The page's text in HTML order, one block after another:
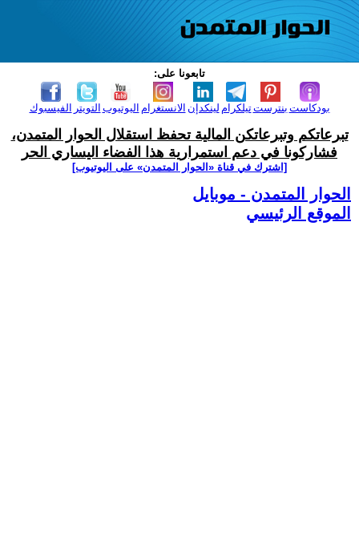
تابعونا على:
الفيسبوك التويتر اليوتيوب الانستغرام لينكدإن تيلكرامبنترست بودكاست
تبرعاتكم وتبرعاتكن المالية تحفظ استقلال الحوار المتمدن،
فشاركونا في دعم استمرارية هذا الفضاء اليساري الحر
[اشترك في قناة ‫«الحوار المتمدن» على اليوتيوب]
الحوار المتمدن - موبايل
الموقع الرئيسي